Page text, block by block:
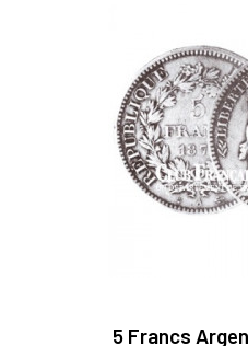
5 Francs